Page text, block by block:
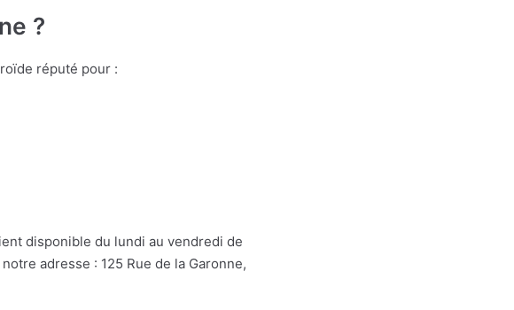
?
réputé pour :
disponible du lundi au vendredi de
adresse : 125 Rue de la Garonne,